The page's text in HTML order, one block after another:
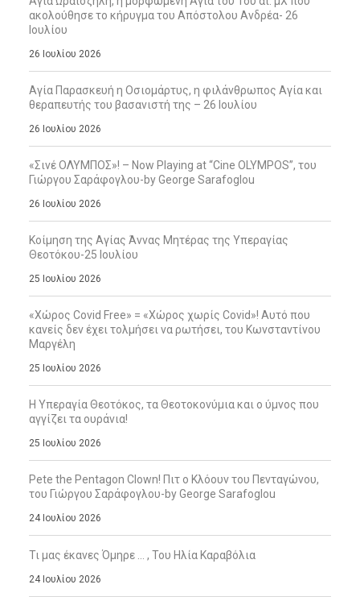
ακολούθησε το κήρυγμα του Απόστολου Ανδρέα- 26
Ιουλίου
26 Ιουλίου 2026
Αγία Παρασκευή η Οσιομάρτυς, η φιλάνθρωπος Αγία και
θεραπευτής του βασανιστή της – 26 Ιουλίου
26 Ιουλίου 2026
«Σινέ ΟΛΥΜΠΟΣ»! – Now Playing at “Cine OLYMPOS”, του
Γιώργου Σαράφογλου-by George Sarafoglou
26 Ιουλίου 2026
Κοίμηση της Αγίας Άννας Μητέρας της Υπεραγίας
Θεοτόκου-25 Ιουλίου
25 Ιουλίου 2026
«Χώρος Covid Free» = «Χώρος χωρίς Covid»! Αυτό που
κανείς δεν έχει τολμήσει να ρωτήσει, του Κωνσταντίνου
Μαργέλη
25 Ιουλίου 2026
Η Υπεραγία Θεοτόκος, τα Θεοτοκονύμια και ο ύμνος που
αγγίζει τα ουράνια!
25 Ιουλίου 2026
Pete the Pentagon Clown! Πιτ ο Κλόουν του Πενταγώνου,
του Γιώργου Σαράφογλου-by George Sarafoglou
24 Ιουλίου 2026
Τι μας έκανες Όμηρε … , Του Ηλία Καραβόλια
24 Ιουλίου 2026